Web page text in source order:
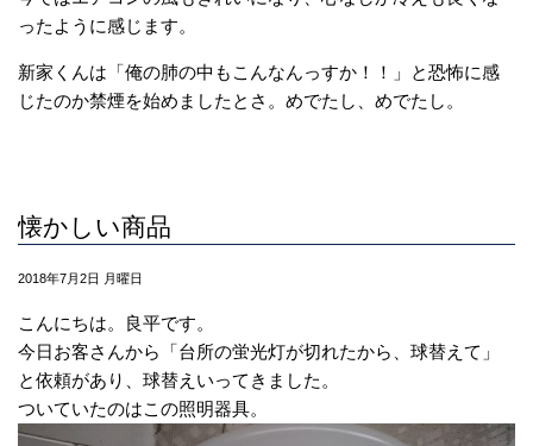
ったように感じます。
新家くんは「俺の肺の中もこんなんっすか！！」と恐怖に感
じたのか禁煙を始めましたとさ。めでたし、めでたし。
懐かしい商品
2018年7月2日 月曜日
こんにちは。良平です。
今日お客さんから「台所の蛍光灯が切れたから、球替えて」
と依頼があり、球替えいってきました。
ついていたのはこの照明器具。